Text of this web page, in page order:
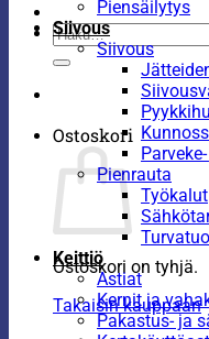
Etsi:
Ostoskori
Ostoskori on tyhjä.
Takaisin kauppaan
Piensäilytys
Siivous
Siivous
Pienrauta
Työkalut
Keittiö
Astiat
Kernit ja
Pakastus- ja